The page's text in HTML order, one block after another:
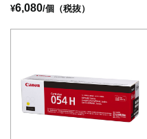
¥6,080/個（税抜）